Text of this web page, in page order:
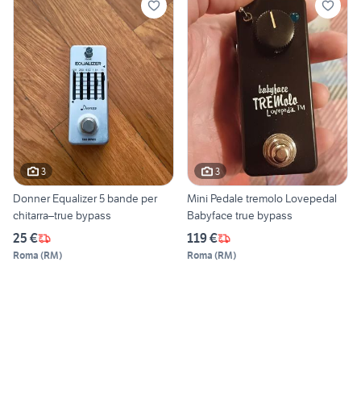
3
Donner Equalizer 5 bande per
chitarra–true bypass
25 €
Roma (RM)
3
Mini Pedale tremolo Lovepedal
Babyface true bypass
119 €
Roma (RM)